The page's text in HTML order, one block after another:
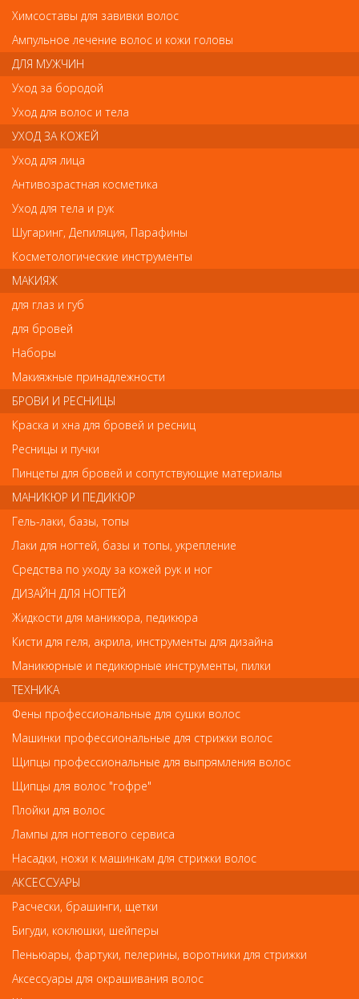
599р.-
В закладки Как оплатить? Как получить?
тип...................................
филировочные
размер..............................
заточка.............................
стандартная
упор................................
несъемный
количество зубцов - 28
Цвет:черный
Страна-производитель:
Отзывы
Ваш отзыв станет первым
Напишите свой отзыв
Комментарий
Имя
Код
Обратите внимание
Внешний вид товара «Деваль Ножницы филировочные (6.5)»
может отличаться от фотографий на сайте. Несовпадение
внешнего вида и комплектности реального товара с
фотографиями и описанием на сайте не является показателем
ненадлежащего качества товара.
Так же советуем посмотреть
Химсоставы для завивки волос
Ампульное лечение волос и кожи головы
ДЛЯ МУЖЧИН
Уход за бородой
Уход для волос и тела
УХОД ЗА КОЖЕЙ
Уход для лица
Антивозрастная косметика
Уход для тела и рук
Шугаринг, Депиляция, Парафины
Косметологические инструменты
МАКИЯЖ
для глаз и губ
для бровей
Наборы
Макияжные принадлежности
БРОВИ И РЕСНИЦЫ
Краска и хна для бровей и ресниц
Ресницы и пучки
Пинцеты для бровей и сопутствующие материалы
МАНИКЮР И ПЕДИКЮР
Гель-лаки, базы, топы
Лаки для ногтей, базы и топы, укрепление
Средства по уходу за кожей рук и ног
ДИЗАЙН ДЛЯ НОГТЕЙ
Жидкости для маникюра, педикюра
Кисти для геля, акрила, инструменты для дизайна
Маникюрные и педикюрные инструменты, пилки
ТЕХНИКА
Фены профессиональные для сушки волос
Машинки профессиональные для стрижки волос
Щипцы профессиональные для выпрямления волос
Щипцы для волос "гофре"
Плойки для волос
Лампы для ногтевого сервиса
Насадки, ножи к машинкам для стрижки волос
АКСЕССУАРЫ
Расчески, брашинги, щетки
Бигуди, коклюшки, шейперы
Пеньюары, фартуки, пелерины, воротники для стрижки
Аксессуары для окрашивания волос